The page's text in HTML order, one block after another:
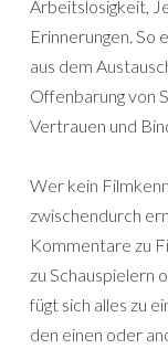
Arbeitslosigkeit,
Erinnerungen. So
aus dem
Offenbarung von
Vertrauen und
Wer kein
zwischendurch
Kommentare zu
zu Schauspielern
fügt sich alles zu
den einen oder